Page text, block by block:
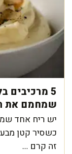
5
שמחמם את
יש ריח אחד
כשסיר קטן
זה קרם ...